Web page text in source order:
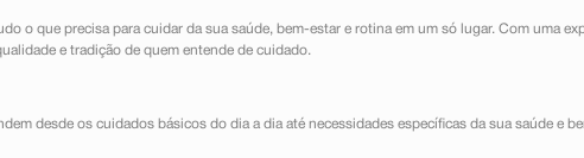
o que precisa para cuidar da sua saúde, bem-estar e rotina em um só lugar. Com uma
e tradição de quem entende de cuidado.
desde os cuidados básicos do dia a dia até necessidades específicas da sua saúde e